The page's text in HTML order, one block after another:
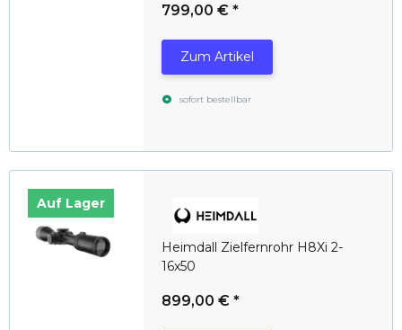
799,00 € *
Zum Artikel
sofort bestellbar
Auf Lager
Heimdall Zielfernrohr H8Xi 2-
16x50
899,00 € *